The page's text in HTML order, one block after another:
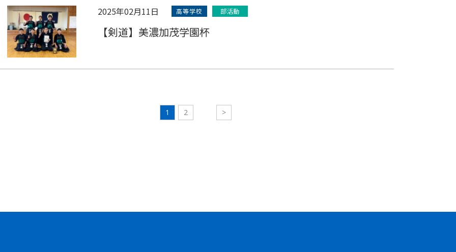
2025年02月11日 高等学校 部活動
【剣道】美濃加茂学園杯
1 2 >